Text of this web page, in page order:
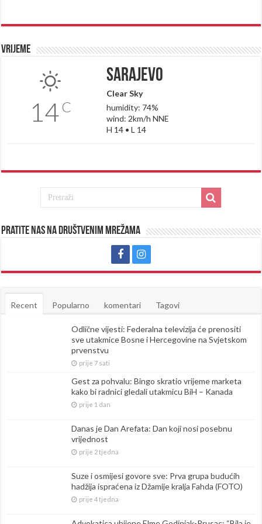
Vrijeme
14C
Sarajevo
Clear Sky
humidity: 74%
wind: 2km/h NNE
H 14 • L 14
Pratite nas na društvenim mrežama
Recent Popularno komentari Tagovi
Odlične vijesti: Federalna televizija će prenositi
sve utakmice Bosne i Hercegovine na Svjetskom
prvenstvu
prije 7 sati
Gest za pohvalu: Bingo skratio vrijeme marketa
kako bi radnici gledali utakmicu BiH – Kanada
prije 1 dan
Danas je Dan Arefata: Dan koji nosi posebnu
vrijednost
prije 2 tjedna
Suze i osmijesi govore sve: Prva grupa budućih
hadžija ispraćena iz Džamije kralja Fahda (FOTO)
prije 4 tjedna